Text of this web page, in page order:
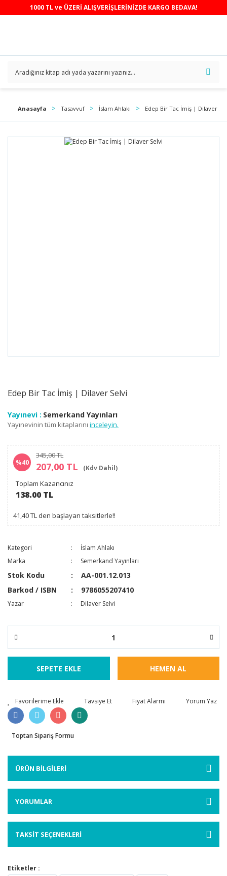
1000 TL ve ÜZERİ ALIŞVERİŞLERİNİZDE KARGO BEDAVA!
Anasayfa Tasavvuf İslam Ahlakı Edep Bir Tac İmiş | Dilaver
Edep Bir Tac İmiş | Dilaver Selvi
Yayınevi : Semerkand Yayınları
Yayınevinin tüm kitaplarını inceleyin.
%40
345,00 TL
207,00 TL (Kdv Dahil)
Toplam Kazancınız
138.00 TL
41,40 TL den başlayan taksitlerle!!
Kategori
İslam Ahlakı
Marka
Semerkand Yayınları
Stok Kodu
AA-001.12.013
Barkod / ISBN
9786055207410
Yazar Dilaver Selvi
SEPETE EKLE HEMEN AL
Tavsiye Et Fiyat Alarmı Yorum Yaz
Toptan Sipariş Formu
ÜRÜN BİLGİLERİ
YORUMLAR
TAKSİT SEÇENEKLERİ
Etiketler :